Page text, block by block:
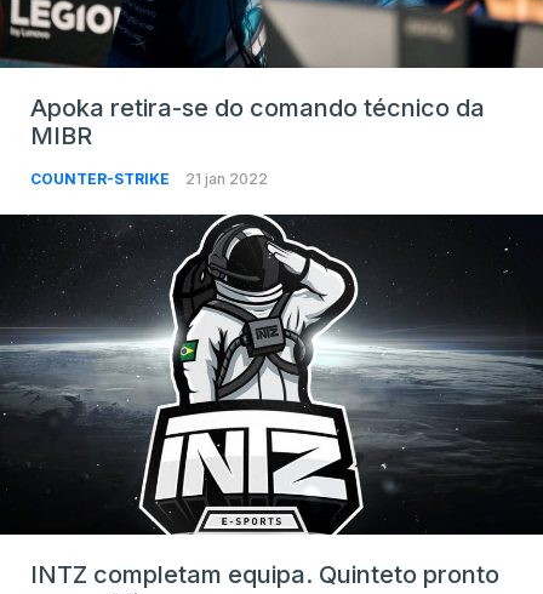
Apoka retira-se do comando técnico da
MIBR
COUNTER-STRIKE 21 jan 2022
INTZ completam equipa. Quinteto pronto